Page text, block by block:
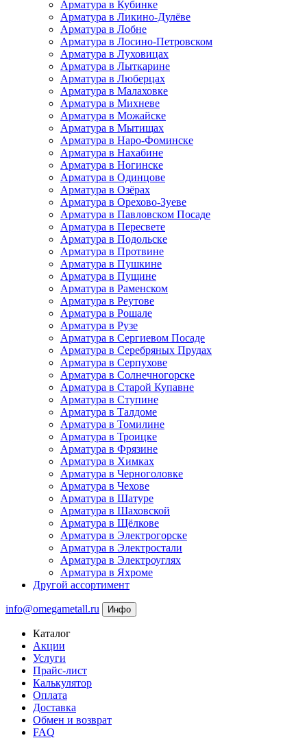
Арматура в Кубинке
Арматура в Ликино-Дулёве
Арматура в Лобне
Арматура в Лосино-Петровском
Арматура в Луховицах
Арматура в Лыткарине
Арматура в Люберцах
Арматура в Малаховке
Арматура в Михневе
Арматура в Можайске
Арматура в Мытищах
Арматура в Наро-Фоминске
Арматура в Нахабине
Арматура в Ногинске
Арматура в Одинцове
Арматура в Озёрах
Арматура в Орехово-Зуеве
Арматура в Павловском Посаде
Арматура в Пересвете
Арматура в Подольске
Арматура в Протвине
Арматура в Пушкине
Арматура в Пущине
Арматура в Раменском
Арматура в Реутове
Арматура в Рошале
Арматура в Рузе
Арматура в Сергиевом Посаде
Арматура в Серебряных Прудах
Арматура в Серпухове
Арматура в Солнечногорске
Арматура в Старой Купавне
Арматура в Ступине
Арматура в Талдоме
Арматура в Томилине
Арматура в Троицке
Арматура в Фрязине
Арматура в Химках
Арматура в Черноголовке
Арматура в Чехове
Арматура в Шатуре
Арматура в Шаховской
Арматура в Щёлкове
Арматура в Электрогорске
Арматура в Электростали
Арматура в Электроуглях
Арматура в Яхроме
Другой ассортимент
info@omegametall.ru Инфо
Каталог
Акции
Услуги
Прайс-лист
Калькулятор
Оплата
Доставка
Обмен и возврат
FAQ